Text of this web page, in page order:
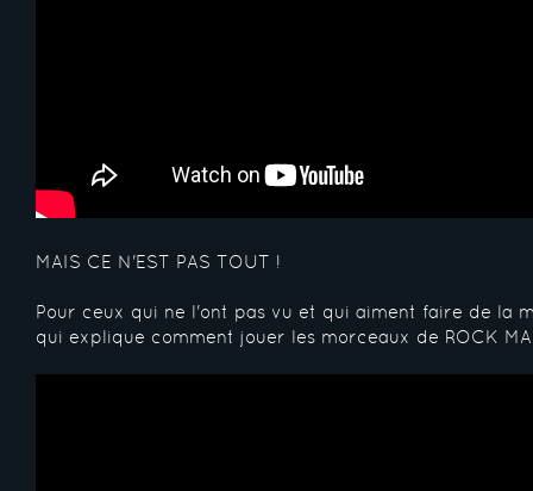
MAIS CE N'EST PAS TOUT !
Pour ceux qui ne l'ont pas vu et qui aiment faire de la
qui explique comment jouer les morceaux de ROCK